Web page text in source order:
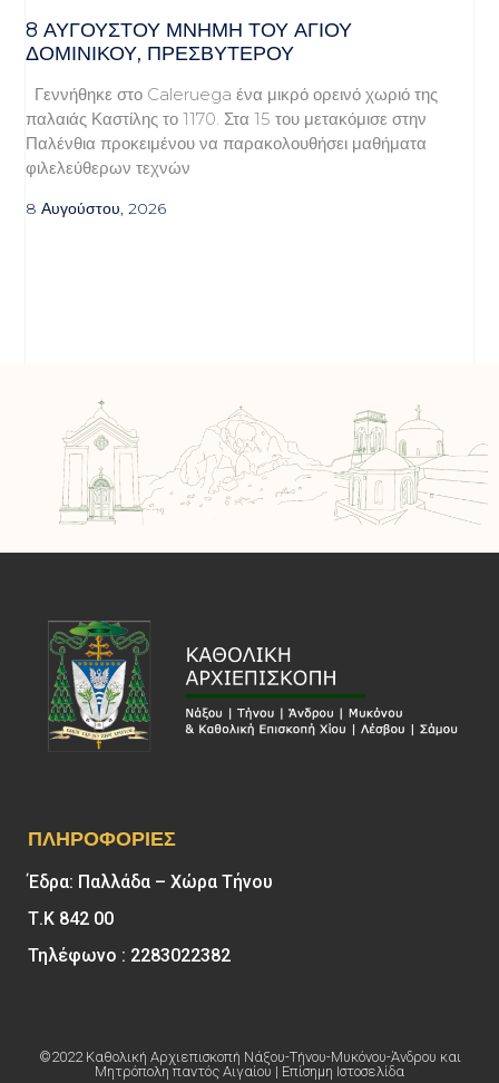
8 ΑΥΓΟΥΣΤΟΥ ΜΝΗΜΗ ΤΟΥ ΑΓΙΟΥ
ΔΟΜΙΝΙΚΟΥ, ΠΡΕΣΒΥΤΕΡΟΥ
Γεννήθηκε στο Caleruega ένα μικρό ορεινό χωριό της
παλαιάς Καστίλης το 1170. Στα 15 του μετακόμισε στην
Παλένθια προκειμένου να παρακολουθήσει μαθήματα
φιλελεύθερων τεχνών
8 Αυγούστου, 2026
ΠΛΗΡΟΦΟΡΊΕΣ
Έδρα: Παλλάδα – Χώρα Τήνου
Τ.Κ 842 00
Τηλέφωνο : 2283022382
©2022 Καθολική Αρχιεπισκοπή Νάξου-Τήνου-Μυκόνου-Άνδρου και
Μητρόπολη παντός Αιγαίου | Επίσημη Ιστοσελίδα